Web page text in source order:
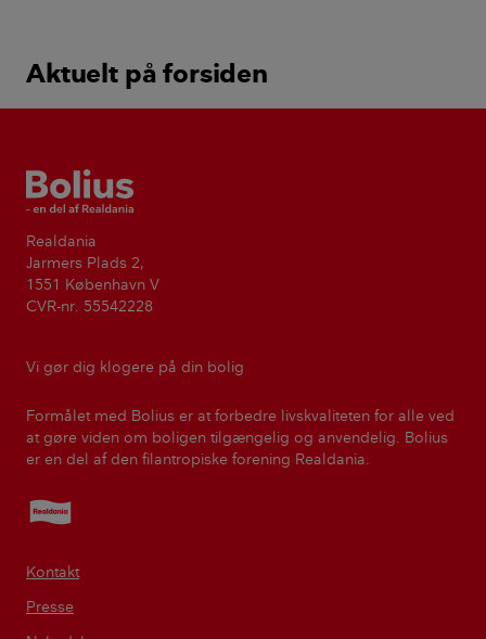
Aktuelt på forsiden
Bolius
Realdania
Jarmers Plads 2,
1551 København V
CVR-nr. 55542228
Vi gør dig klogere på din bolig
Formålet med Bolius er at forbedre livskvaliteten for alle ved
at gøre viden om boligen tilgængelig og anvendelig. Bolius
er en del af den filantropiske forening Realdania.
Realdania
Kontakt
Presse